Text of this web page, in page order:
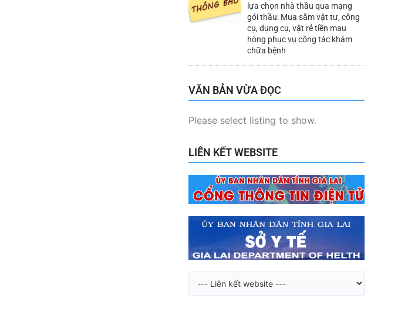
lựa chọn nhà thầu qua mạng
gói thầu: Mua sắm vật tư, công
cụ, dụng cụ, vật rẻ tiền mau
hòng phục vụ công tác khám
chữa bệnh
VĂN BẢN VỪA ĐỌC
Please select listing to show.
LIÊN KẾT WEBSITE